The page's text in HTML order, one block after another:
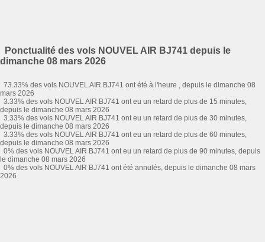
Ponctualité des vols NOUVEL AIR BJ741 depuis le
dimanche 08 mars 2026
73.33% des vols NOUVEL AIR BJ741 ont été à l'heure , depuis le dimanche 08
mars 2026
3.33% des vols NOUVEL AIR BJ741 ont eu un retard de plus de 15 minutes,
depuis le dimanche 08 mars 2026
3.33% des vols NOUVEL AIR BJ741 ont eu un retard de plus de 30 minutes,
depuis le dimanche 08 mars 2026
3.33% des vols NOUVEL AIR BJ741 ont eu un retard de plus de 60 minutes,
depuis le dimanche 08 mars 2026
0% des vols NOUVEL AIR BJ741 ont eu un retard de plus de 90 minutes, depuis
le dimanche 08 mars 2026
0% des vols NOUVEL AIR BJ741 ont été annulés, depuis le dimanche 08 mars
2026